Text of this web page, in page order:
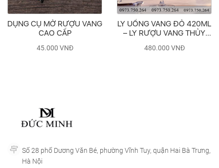
DỤNG CỤ MỞ RƯỢU VANG
CAO CẤP
45.000 VNĐ
LY UỐNG VANG ĐỎ 420ML
– LY RƯỢU VANG THỦY
WINE (BỘ 6 LY)
480.000 VNĐ
Số 28 phố Dương Văn Bé, phường Vĩnh Tuy, quận Hai Bà Trưng,
Hà Nội